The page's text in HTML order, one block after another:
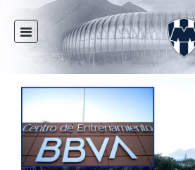
INICIO
NOTICIAS
CLUB
MULTIMEDIA
RAYADOS